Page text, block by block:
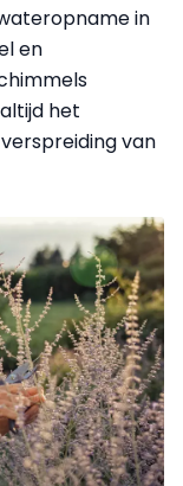
in
en
het
van